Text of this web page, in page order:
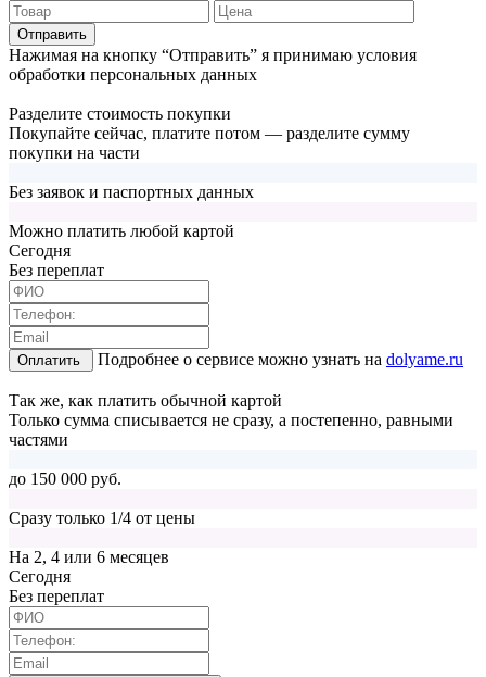
Отправить
Нажимая на кнопку “Отправить” я принимаю условия
обработки персональных данных
Разделите стоимость покупки
Покупайте сейчас, платите потом — разделите сумму
покупки на части
Без заявок и паспортных данных
Можно платить любой картой
Cегодня
Без переплат
Оплатить Подробнее о сервисе можно узнать на dolyame.ru
Так же, как платить обычной картой
Только сумма списывается не сразу, а постепенно, равными
частями
до 150 000 руб.
Сразу только 1/4 от цены
На 2, 4 или 6 месяцев
Cегодня
Без переплат